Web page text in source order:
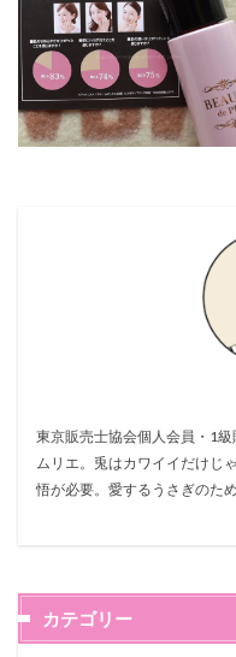
東京販売士協会個人会員・1
ムリエ。兎はカワイイだけじ
悟が必要。愛するうさぎのた
カテゴリー